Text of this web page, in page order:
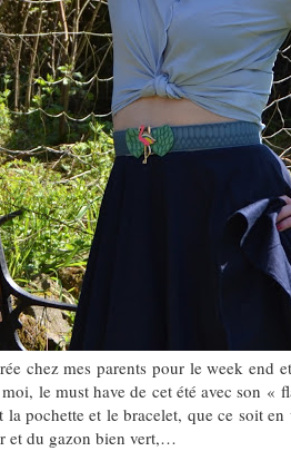
chez mes parents pour le week
le must have de cet été avec son
pochette et le bracelet, que ce soit
et du gazon bien vert,…